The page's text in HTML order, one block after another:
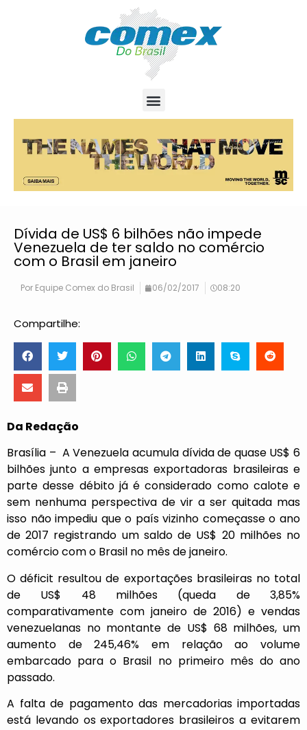
Dívida de US$ 6 bilhões não impede
Venezuela de ter saldo no comércio
com o Brasil em janeiro
Por Equipe Comex do Brasil 06/02/2017 08:20
Compartilhe:
Da Redação
Brasília – A Venezuela acumula dívida de quase US$ 6
bilhões junto a empresas exportadoras brasileiras e
parte desse débito já é considerado como calote e
sem nenhuma perspectiva de vir a ser quitada mas
isso não impediu que o país vizinho começasse o ano
de 2017 registrando um saldo de US$ 20 milhões no
comércio com o Brasil no mês de janeiro.
O déficit resultou de exportações brasileiras no total
de US$ 48 milhões (queda de 3,85%
comparativamente com janeiro de 2016) e vendas
venezuelanas no montante de US$ 68 milhões, um
aumento de 245,46% em relação ao volume
embarcado para o Brasil no primeiro mês do ano
passado.
A falta de pagamento das mercadorias importadas
está levando os exportadores brasileiros a evitarem